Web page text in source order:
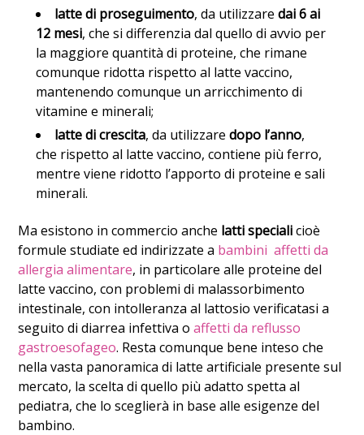
latte di proseguimento, da utilizzare dai 6 ai
12 mesi, che si differenzia dal quello di avvio per
la maggiore quantità di proteine, che rimane
comunque ridotta rispetto al latte vaccino,
mantenendo comunque un arricchimento di
vitamine e minerali;
latte di crescita, da utilizzare dopo l’anno,
che rispetto al latte vaccino, contiene più ferro,
mentre viene ridotto l’apporto di proteine e sali
minerali.
Ma esistono in commercio anche latti specialicioè
formule studiate ed indirizzate a bambini affetti da
allergia alimentare, in particolare alle proteine del
latte vaccino, con problemi di malassorbimento
intestinale, con intolleranza al lattosio verificatasi a
seguito di diarrea infettiva oaffetti da reflusso
gastroesofageo. Resta comunque bene inteso che
nella vasta panoramica di latte artificiale presente sul
mercato, la scelta di quello più adatto spetta al
pediatra, che lo sceglierà in base alle esigenze del
bambino.